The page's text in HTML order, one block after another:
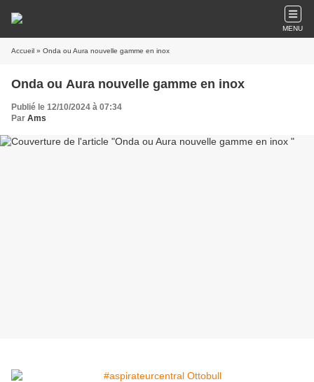
MENU
Accueil » Onda ou Aura nouvelle gamme en inox
Onda ou Aura nouvelle gamme en inox
Publié le 12/10/2024 à 07:34
Par Ams